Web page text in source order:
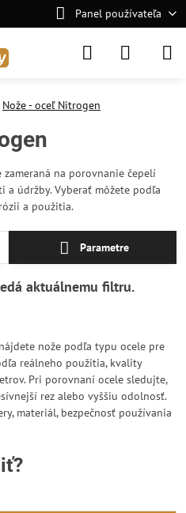
Panel používateľa
Nože - oceľ Nitrogen
na porovnanie čepelí
a údržby. Vyberať môžete podľa
a použitia.
Parametre
nože podľa typu ocele pre
reálneho použitia, kvality
Pri porovnaní ocele sledujte,
rez alebo vyššiu odolnosť.
materiál, bezpečnosť používania